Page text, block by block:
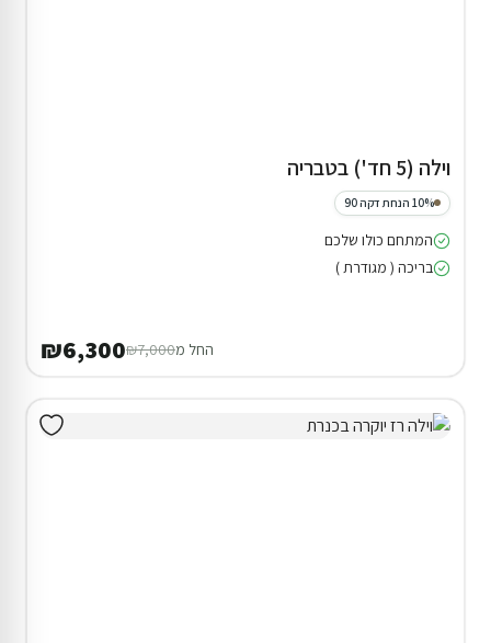
וילה (5 חד') בטבריה
10% הנחת דקה 90
המתחם כולו שלכם
בריכה ( מגודרת )
החל מ₪7,000
₪6,300